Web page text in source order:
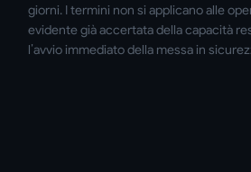
giorni. I termini non si applicano alle
evidente già accertata della capacità
l’avvio immediato della messa in